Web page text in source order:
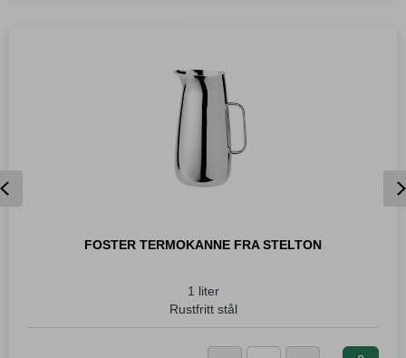
FOSTER TERMOKANNE FRA STELTON
1 liter
Rustfritt stål
Previous